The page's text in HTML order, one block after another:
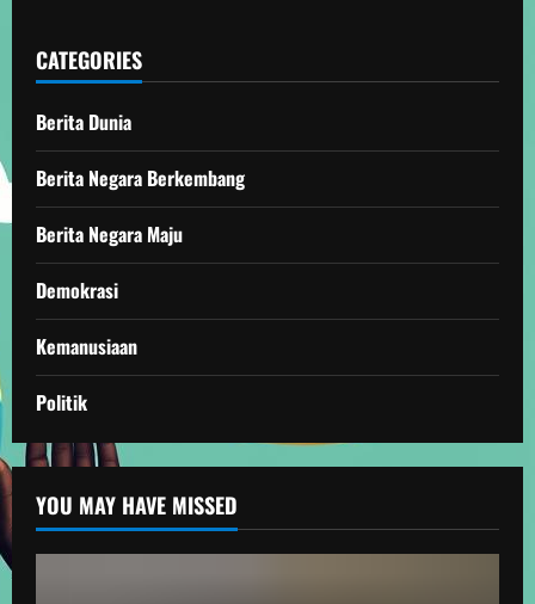
CATEGORIES
Berita Dunia
Berita Negara Berkembang
Berita Negara Maju
Demokrasi
Kemanusiaan
Politik
YOU MAY HAVE MISSED